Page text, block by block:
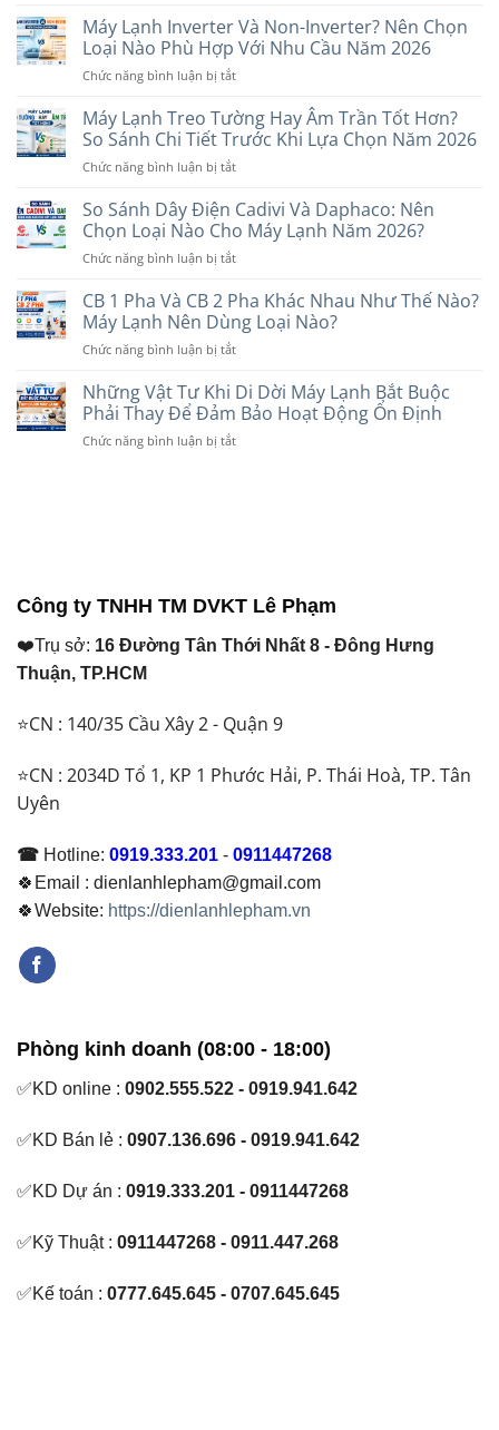
Hiệu
Đáng
Nhắc
Chiều
Khác
Thế
Nên
Chọn
Nào?
Lạnh
10
Triệu
Đáng
Nhất
Hiện
Gợi
Các
Thương
Uy
Máy Lạnh Inverter Và Non-Inverter? Nên Chọn
Loại Nào Phù Hợp Với Nhu Cầu Năm 2026
Chức năng bình luận bị tắtở
Lạnh
Inverter
Và
Non-
Nên
Chọn
Nào
Hợp
Với
Cầu
2026
Máy Lạnh Treo Tường Hay Âm Trần Tốt Hơn?
So Sánh Chi Tiết Trước Khi Lựa Chọn Năm 2026
Chức năng bình luận bị tắtở
Lạnh
Treo
Tường
Hay
Trần
Tốt
Hơn?
So
Chi
Tiết
Khi
So Sánh Dây Điện Cadivi Và Daphaco: Nên
Chọn Loại Nào Cho Máy Lạnh Năm 2026?
Chức năng bình luận bị tắtở
Sánh
Điện
Cadivi
Daphaco:
Nên
Loại
CB 1 Pha Và CB 2 Pha Khác Nhau Như Thế Nào?
Máy Lạnh Nên Dùng Loại Nào?
Chức năng bình luận bị tắtở
1
Pha
Và
CB
Lạnh
Dùng
Những Vật Tư Khi Di Dời Máy Lạnh Bắt Buộc
Phải Thay Để Đảm Bảo Hoạt Động Ổn Định
Chức năng bình luận bị tắtở
Bắt
Phải
Bảo
Ổn
Công ty TNHH TM DVKT Lê Phạm
❤️Trụ sở: 16 Đường Tân Thới Nhất 8 - Đông Hưng
Thuận, TP.HCM
⭐CN : 140/35 Cầu Xây 2 - Quận 9
⭐CN : 2034D Tổ 1, KP 1 Phước Hải, P. Thái Hoà, TP. Tân
Uyên
☎ Hotline: 0919.333.201 - 0911447268
🍀Email : dienlanhlepham@gmail.com
🍀Website: https://dienlanhlepham.vn
Phòng kinh doanh (08:00 - 18:00)
✅KD online : 0902.555.522 - 0919.941.642
✅KD Bán lẻ : 0907.136.696 - 0919.941.642
✅KD Dự án : 0919.333.201 - 0911447268
✅Kỹ Thuật : 0911447268 - 0911.447.268
✅Kế toán : 0777.645.645 - 0707.645.645